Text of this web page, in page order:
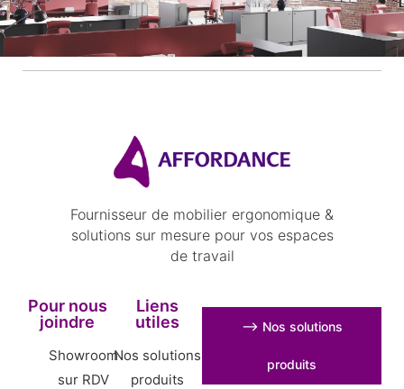
Fournisseur de mobilier ergonomique &
solutions sur mesure pour vos espaces
de travail
Pour nous
joindre
Showroom
sur RDV
Liens
utiles
Nos solutions
produits
⟶ Nos solutions
produits